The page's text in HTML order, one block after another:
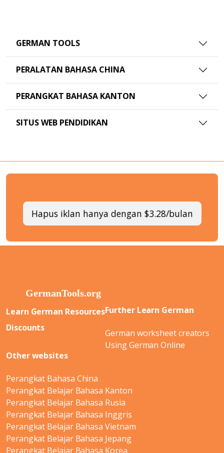
GERMAN TOOLS
PERALATAN BAHASA CHINA
PERANGKAT BAHASA KANTON
SITUS WEB PENDIDIKAN
Hapus iklan hanya dengan $3.28/bulan
Learn German Resources
Discounts
Further Learn German
German worksheet creators
Using German Online
Other websites
Perangkat Bahasa China
Perangkat Belajar Bahasa Kanton
Perangkat Belajar Bahasa Rusia
Perangkat Belajar Bahasa Inggris
Perangkat Belajar Bahasa Vietnam
Perangkat Belajar Bahasa Jepang
Perangkat Belajar Bahasa Korea